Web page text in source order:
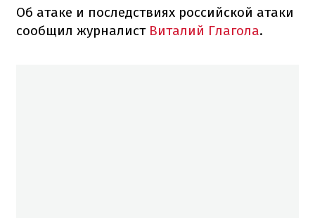
Об атаке и последствиях российской атаки
сообщил журналист Виталий Глагола.